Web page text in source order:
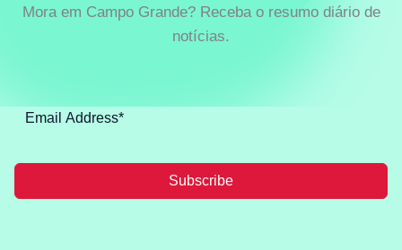
Mora em Campo Grande? Receba o resumo diário de
notícias.
Subscribe